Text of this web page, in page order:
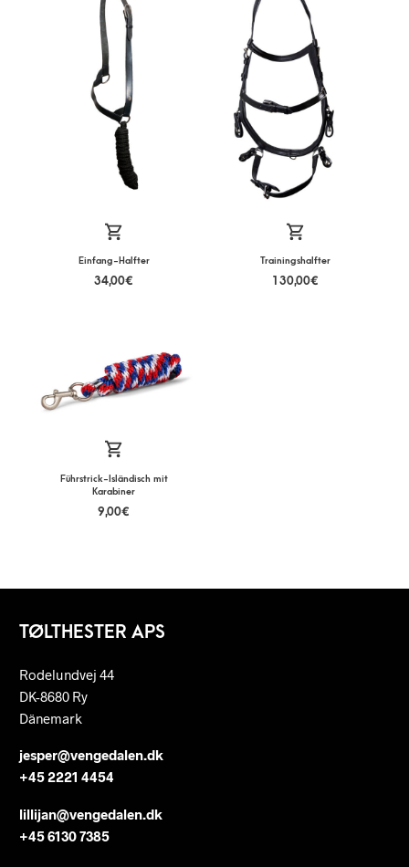
Einfang-Halfter
34,00€
Trainingshalfter
130,00€
Führstrick-Isländisch mit
Karabiner
9,00€
TØLTHESTER APS
Rodelundvej 44
DK-8680 Ry
Dänemark
jesper@vengedalen.dk
+45 2221 4454
lillijan@vengedalen.dk
+45 6130 7385